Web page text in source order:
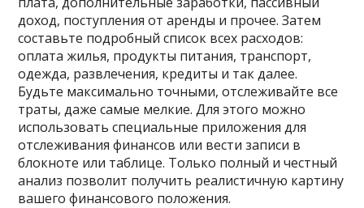
доход, поступления от аренды и прочее. Затем
составьте подробный список всех расходов:
оплата жилья, продукты питания, транспорт,
одежда, развлечения, кредиты и так далее.
Будьте максимально точными, отслеживайте все
траты, даже самые мелкие. Для этого можно
использовать специальные приложения для
отслеживания финансов или вести записи в
блокноте или таблице. Только полный и честный
анализ позволит получить реалистичную картину
вашего финансового положения.